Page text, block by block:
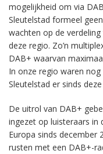
mogelijkheid om via
Sleutelstad formeel
wachten op de
deze regio. Zo’n
DAB+ waarvan
In onze regio waren
Sleutelstad er sinds
De uitrol van DAB+
ingezet op luisteraars in
Europa sinds december
rusten met een DAB+-